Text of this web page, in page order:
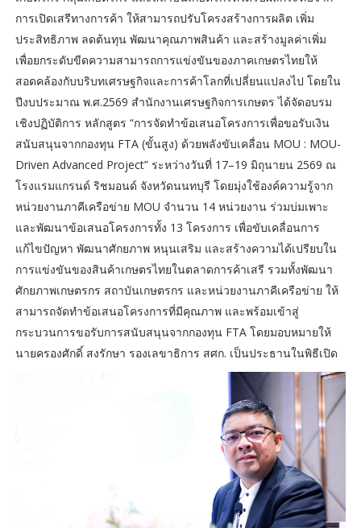
การเปิดเสรีทางการค้า ให้สามารถปรับโครงสร้างการผลิต เพิ่ม
ประสิทธิภาพ ลดต้นทุน พัฒนาคุณภาพสินค้า และสร้างมูลค่าเพิ่ม
เพื่อยกระดับขีดความสามารถการแข่งขันของภาคเกษตรไทยให้
สอดคล้องกับบริบทเศรษฐกิจและการค้าโลกที่เปลี่ยนแปลงไป โดยใน
ปีงบประมาณ พ.ศ.2569 สำนักงานเศรษฐกิจการเกษตร ได้จัดอบรม
เชิงปฏิบัติการ หลักสูตร “การจัดทำข้อเสนอโครงการเพื่อขอรับเงิน
สนับสนุนจากกองทุน FTA (ขั้นสูง) ด้วยพลังขับเคลื่อน MOU : MOU-
Driven Advanced Project” ระหว่างวันที่ 17–19 มิถุนายน 2569 ณ
โรงแรมแกรนด์ ริชมอนด์ จังหวัดนนทบุรี โดยมุ่งใช้องค์ความรู้จาก
หน่วยงานภาคีเครือข่าย MOU จำนวน 14 หน่วยงาน ร่วมบ่มเพาะ
และพัฒนาข้อเสนอโครงการทั้ง 13 โครงการ เพื่อขับเคลื่อนการ
แก้ไขปัญหา พัฒนาศักยภาพ หนุนเสริม และสร้างความได้เปรียบใน
การแข่งขันของสินค้าเกษตรไทยในตลาดการค้าเสรี รวมทั้งพัฒนา
ศักยภาพเกษตรกร สถาบันเกษตรกร และหน่วยงานภาคีเครือข่าย ให้
สามารถจัดทำข้อเสนอโครงการที่มีคุณภาพ และพร้อมเข้าสู่
กระบวนการขอรับการสนับสนุนจากกองทุน FTA โดยมอบหมายให้
นายครองศักดิ์ สงรักษา รองเลขาธิการ สศก. เป็นประธานในพิธีเปิด